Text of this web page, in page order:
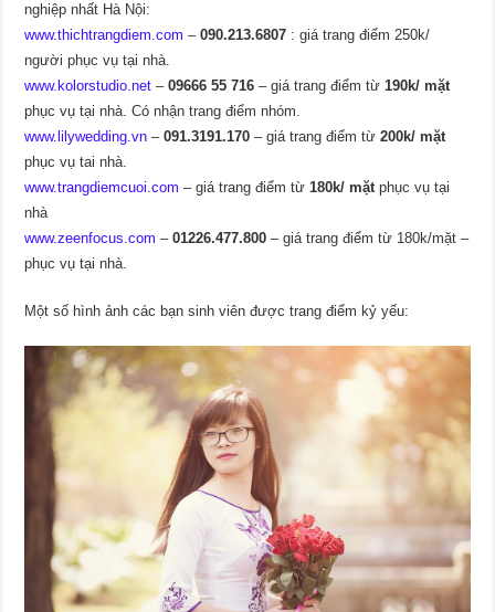
nghiệp nhất Hà Nội:
www.thichtrangdiem.com –090.213.6807 : giá trang điểm 250k/
người phục vụ tại nhà.
www.kolorstudio.net–09666 55 716 – giá trang điểm từ190k/ mặt
phục vụ tại nhà. Có nhận trang điểm nhóm.
www.lilywedding.vn –091.3191.170 – giá trang điểm từ200k/ mặt
phục vụ tai nhà.
www.trangdiemcuoi.com – giá trang điểm từ180k/ mặtphục vụ tại
nhà
www.zeenfocus.com –01226.477.800 – giá trang điểm từ 180k/mặt –
phục vụ tại nhà.
Một số hình ảnh các bạn sinh viên được trang điểm kỷ yếu: